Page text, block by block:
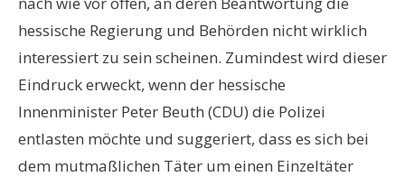
hessische Regierung und Behörden nicht wirklich
interessiert zu sein scheinen. Zumindest wird dieser
Eindruck erweckt, wenn der hessische
Innenminister Peter Beuth (CDU) die Polizei
entlasten möchte und suggeriert, dass es sich bei
dem mutmaßlichen Täter um einen Einzeltäter